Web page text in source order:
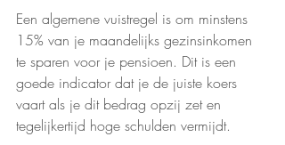
Een algemene vuistregel is om minstens
15% van je maandelijks gezinsinkomen
te sparen voor je pensioen. Dit is een
goede indicator dat je de juiste koers
vaart als je dit bedrag opzij zet en
tegelijkertijd hoge schulden vermijdt.